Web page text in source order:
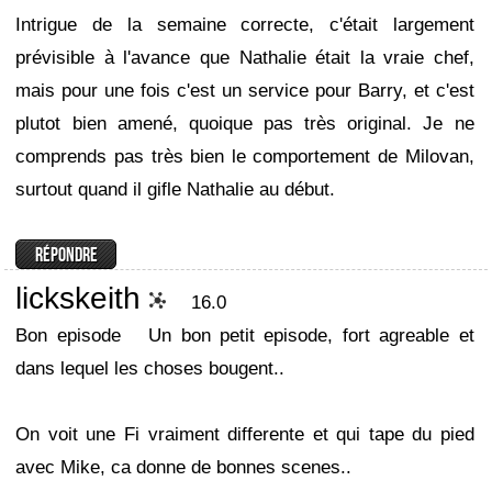
Intrigue de la semaine correcte, c'était largement
prévisible à l'avance que Nathalie était la vraie chef,
mais pour une fois c'est un service pour Barry, et c'est
plutot bien amené, quoique pas très original. Je ne
comprends pas très bien le comportement de Milovan,
surtout quand il gifle Nathalie au début.
lickskeith
16.0
Bon episode Un bon petit episode, fort agreable et
dans lequel les choses bougent..
On voit une Fi vraiment differente et qui tape du pied
avec Mike, ca donne de bonnes scenes..